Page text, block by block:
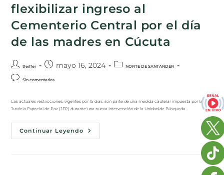
flexibilizar ingreso al
Cementerio Central por el día
de las madres en Cúcuta
tfeiffer mayo 16, 2024 NORTE DE SANTANDER
Sin comentarios
Las actuales restricciones, vigentes por 15 días, son parte de una medida cautelar impuesta por la
Justicia Especial de Paz (JEP) durante una nueva intervención de la Unidad de Búsqueda…
Continuar Leyendo